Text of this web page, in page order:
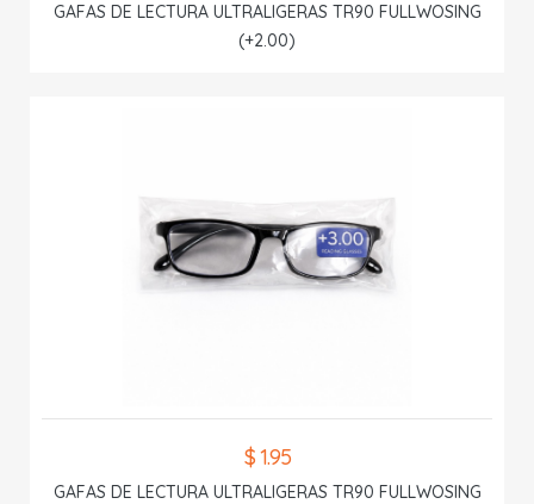
GAFAS DE LECTURA ULTRALIGERAS TR90 FULLWOSING
(+2.00)
$ 1.95
GAFAS DE LECTURA ULTRALIGERAS TR90 FULLWOSING